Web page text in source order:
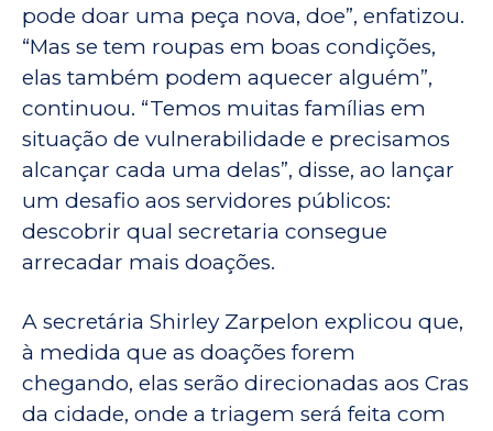
pode doar uma peça nova, doe”, enfatizou.
“Mas se tem roupas em boas condições,
elas também podem aquecer alguém”,
continuou. “Temos muitas famílias em
situação de vulnerabilidade e precisamos
alcançar cada uma delas”, disse, ao lançar
um desafio aos servidores públicos:
descobrir qual secretaria consegue
arrecadar mais doações.
A secretária Shirley Zarpelon explicou que,
à medida que as doações forem
chegando, elas serão direcionadas aos Cras
da cidade, onde a triagem será feita com